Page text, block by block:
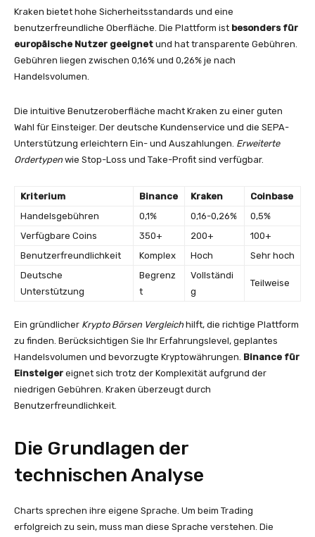
Kraken bietet hohe Sicherheitsstandards und eine
benutzerfreundliche Oberfläche. Die Plattform ist besonders für
europäische Nutzer geeignet und hat transparente Gebühren.
Gebühren liegen zwischen 0,16% und 0,26% je nach
Handelsvolumen.
Die intuitive Benutzeroberfläche macht Kraken zu einer guten
Wahl für Einsteiger. Der deutsche Kundenservice und die SEPA-
Unterstützung erleichtern Ein- und Auszahlungen. Erweiterte
Ordertypen wie Stop-Loss und Take-Profit sind verfügbar.
Kriterium Binance Kraken
Coinbase
Handelsgebühren
0,1% 0,16-0,26%
0,5%
Verfügbare Coins
350+ 200+
100+
Benutzerfreundlichkeit
Komplex Hoch
Sehr hoch
Deutsche
Unterstützung
Begrenz
t
Vollständi
g
Teilweise
Ein gründlicher Krypto Börsen Vergleich hilft, die richtige Plattform
zu finden. Berücksichtigen Sie Ihr Erfahrungslevel, geplantes
Handelsvolumen und bevorzugte Kryptowährungen. Binance für
Einsteiger eignet sich trotz der Komplexität aufgrund der
niedrigen Gebühren. Kraken überzeugt durch
Benutzerfreundlichkeit.
Die Grundlagen der
technischen Analyse
Charts sprechen ihre eigene Sprache. Um beim Trading
erfolgreich zu sein, muss man diese Sprache verstehen. Die